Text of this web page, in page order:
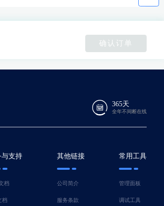
确认订单
365天
全年不间断在线
与支持
档
档
其他链接
公司简介
服务条款
常用工具
管理面板
调试工具